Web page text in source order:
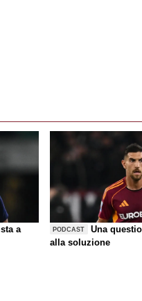
a
PODCAST
Una
alla soluzione